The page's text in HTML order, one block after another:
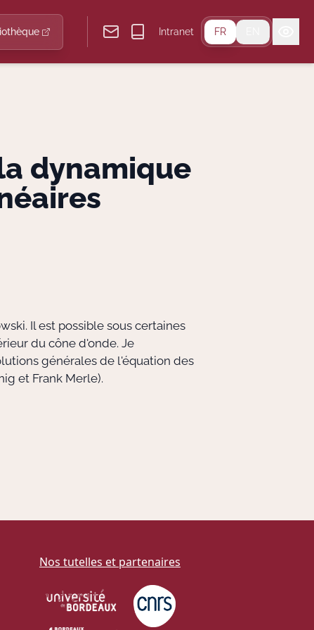
Intranet FR
dynamique
Il est possible sous certaines
du cône d'onde. Je
générales de l'équation des
et Frank Merle).
Nos tutelles et partenaires